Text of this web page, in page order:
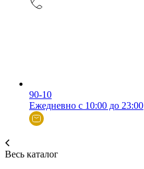
90-10
Ежедневно с 10:00 до 23:00
Весь каталог